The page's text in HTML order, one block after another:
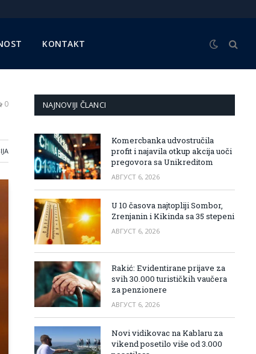
KONTAKT
0 NAJNOVIJI ČLANCI
Komercbanka udvostručila
profit i najavila otkup akcija uoči
pregovora sa Unikreditom
АВГУСТ 6, 2026
U 10 časova najtopliji Sombor,
Zrenjanin i Kikinda sa 35 stepeni
АВГУСТ 6, 2026
Rakić: Evidentirane prijave za
svih 30.000 turističkih vaučera
za penzionere
АВГУСТ 6, 2026
Novi vidikovac na Kablaru za
vikend posetilo više od 3.000